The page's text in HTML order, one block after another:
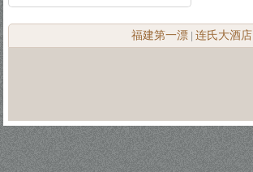
福建第一漂 连氏大酒店